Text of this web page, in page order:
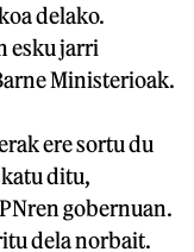
delako.
esku jarri
Ministerioak.
ere sortu du
ditu,
gobernuan.
dela norbait.